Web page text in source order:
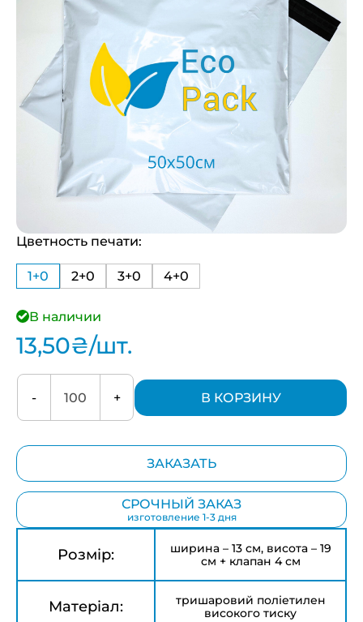
Цветность печати:
1+0 2+0 3+0 4+0
В наличии
13,50₴/шт.
- + В КОРЗИНУ
ЗАКАЗАТЬ
СРОЧНЫЙ ЗАКАЗ
изготовление 1-3 дня
Розмір:
ширина – 13 см, висота – 19
см + клапан 4 см
Матеріал:
тришаровий поліетилен
високого тиску